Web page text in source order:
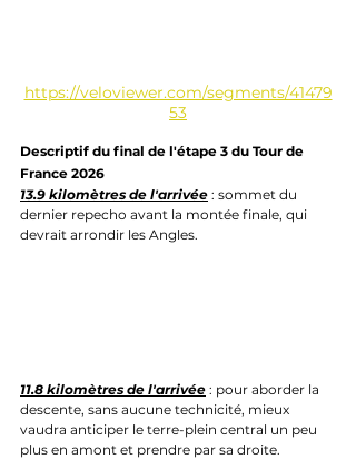
https://veloviewer.com/segments/41479
53
Descriptif du final de l'étape 3 du Tour de
France 2026
13.9 kilomètres de l'arrivée : sommet du
dernier repecho avant la montée finale, qui
devrait arrondir les Angles.
11.8 kilomètres de l'arrivée : pour aborder la
descente, sans aucune technicité, mieux
vaudra anticiper le terre-plein central un peu
plus en amont et prendre par sa droite.